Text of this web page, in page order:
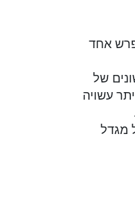
אחד
של
עשויה
מגדל